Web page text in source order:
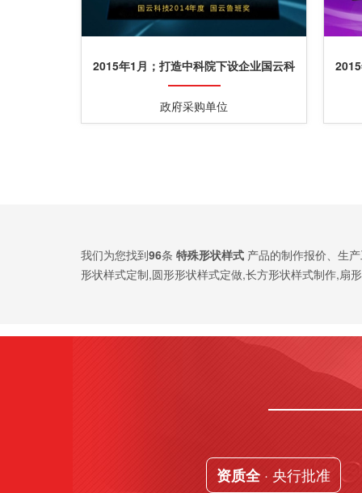
2015年1月；打造中科院下设企业国云科
技鲁班奖纯金奖牌定制
政府采购单位
我们为您找到96条 特殊形状样式 产品的制作报价、生
形状样式定制,圆形形状样式定做,长方形状样式制作,扇
资质全· 央行批准